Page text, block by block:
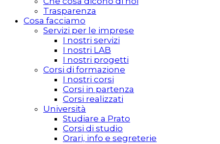
Trasparenza
Cosa facciamo
Servizi per le imprese
I nostri servizi
I nostri LAB
I nostri progetti
Corsi di formazione
I nostri corsi
Corsi in partenza
Corsi realizzati
Università
Studiare a Prato
Corsi di studio
Orari, info e segreterie